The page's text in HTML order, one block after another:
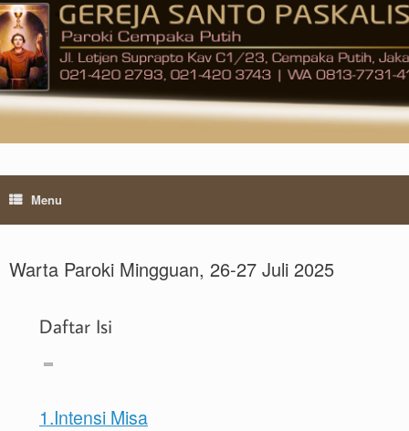
Skip
to
content
Menu
Warta Paroki Mingguan, 26-27 Juli 2025
Daftar Isi
1.Intensi Misa